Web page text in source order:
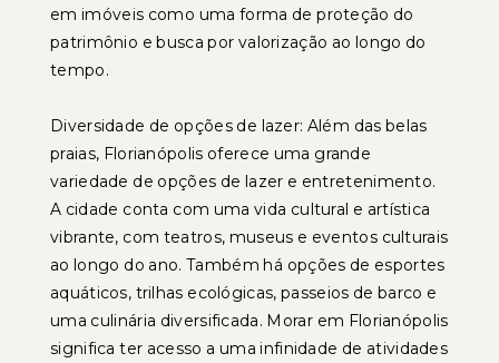
em imóveis como uma forma de proteção do
patrimônio e busca por valorização ao longo do
tempo.
Diversidade de opções de lazer: Além das belas
praias, Florianópolis oferece uma grande
variedade de opções de lazer e entretenimento.
A cidade conta com uma vida cultural e artística
vibrante, com teatros, museus e eventos culturais
ao longo do ano. Também há opções de esportes
aquáticos, trilhas ecológicas, passeios de barco e
uma culinária diversificada. Morar em Florianópolis
significa ter acesso a uma infinidade de atividades